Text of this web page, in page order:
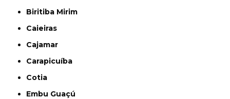
Biritiba Mirim
Caieiras
Cajamar
Carapicuíba
Cotia
Embu Guaçú